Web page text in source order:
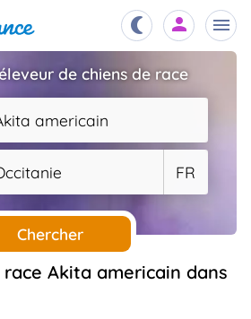
de chiens de race
americain
FR
Chercher